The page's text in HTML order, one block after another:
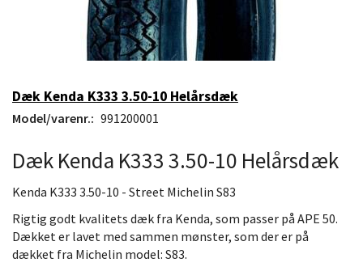
Dæk Kenda K333 3.50-10 Helårsdæk
Model/varenr.: 991200001
Dæk Kenda K333 3.50-10 Helårsdæk
Kenda K333 3.50-10 - Street Michelin S83
Rigtig godt kvalitets dæk fra Kenda, som passer på APE 50.
Dækket er lavet med sammen mønster, som der er på
dækket fra Michelin model: S83.